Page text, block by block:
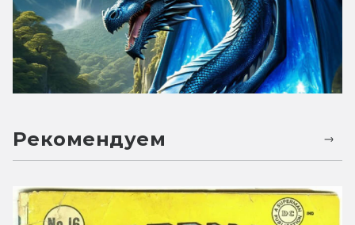
Рекомендуем